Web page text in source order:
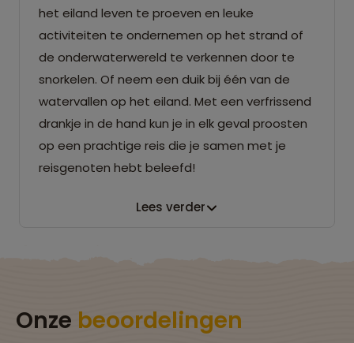
het eiland leven te proeven en leuke
activiteiten te ondernemen op het strand of
de onderwaterwereld te verkennen door te
snorkelen. Of neem een duik bij één van de
watervallen op het eiland. Met een verfrissend
drankje in de hand kun je in elk geval proosten
op een prachtige reis die je samen met je
reisgenoten hebt beleefd!
Lees verder
Onze beoordelingen